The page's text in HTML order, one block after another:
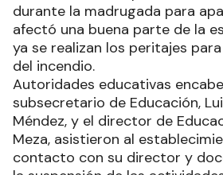
durante la madrugada para
afectó una buena parte de la
ya se realizan los peritajes
del incendio.
Autoridades educativas
subsecretario de Educación,
Méndez, y el director de
Meza, asistieron al
contacto con su director y